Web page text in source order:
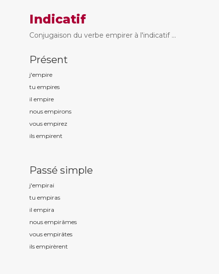
Indicatif
Conjugaison du verbe empirer à l'indicatif ...
Présent
j'empire
tu empires
il empire
nous empirons
vous empirez
ils empirent
Passé simple
j'empirai
tu empiras
il empira
nous empirâmes
vous empirâtes
ils empirèrent